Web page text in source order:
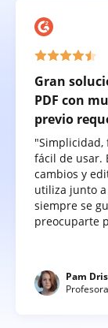
Gran
PDF con
previo
fácil de usar.
cambios y
utiliza junto
siempre se
preocuparte
Pam
Profesora